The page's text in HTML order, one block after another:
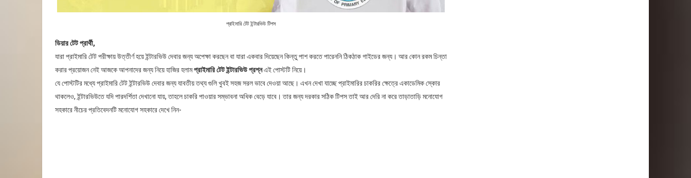
প্রাইমারি টেট ইন্টারভিউ টিপস
ডিয়ার টেট প্রার্থী,
যারা প্রাইমারি টেট পরীক্ষায় উত্তীর্ণ হয়ে ইন্টারভিউ দেবার জন্য অপেক্ষা করছেন বা যারা একবার দিয়েছেন কিন্তু পাশ করতে পারেননি ঠিকঠাক গাইডের জন্য। আর কোন রকম চিন্তা
করার প্রয়োজন নেই আজকে আপনাদের জন্য নিয়ে হাজির হলামপ্রাইমারি টেট ইন্টারভিউ প্রশ্নএই পোস্টটি নিয়ে।
যে পোস্টটির মধ্যে প্রাইমারি টেট ইন্টারভিউ দেবার জন্য যাবতীয় তথ্য গুলি খুবই সহজ সরল ভাবে দেওয়া আছে। এখন দেখা যাচ্ছে প্রাইমারির চাকরির ক্ষেত্রে একাডেমিক স্কোর
থাকলেও, ইন্টারভিউতে যদি পারদর্শিতা দেখানো যায়, তাহলে চাকরি পাওয়ার সম্ভাবনা অধিক বেড়ে যাবে। তার জন্য দরকার সঠিক টিপস তাই আর দেরি না করে তাড়াতাড়ি মনোযোগ
সহকারে নীচের প্রতিবেদনটি মনোযোগ সহকারে দেখে নিন-